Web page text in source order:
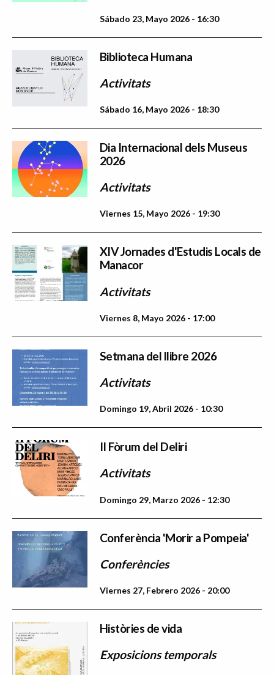
Sábado 23, Mayo 2026 - 16:30
Biblioteca Humana
Activitats
Sábado 16, Mayo 2026 - 18:30
Dia Internacional dels Museus
2026
Activitats
Viernes 15, Mayo 2026 - 19:30
XIV Jornades d'Estudis Locals de
Manacor
Activitats
Viernes 8, Mayo 2026 - 17:00
Setmana del llibre 2026
Activitats
Domingo 19, Abril 2026 - 10:30
II Fòrum del Deliri
Activitats
Domingo 29, Marzo 2026 - 12:30
Conferència 'Morir a Pompeia'
Conferències
Viernes 27, Febrero 2026 - 20:00
Històries de vida
Exposicions temporals